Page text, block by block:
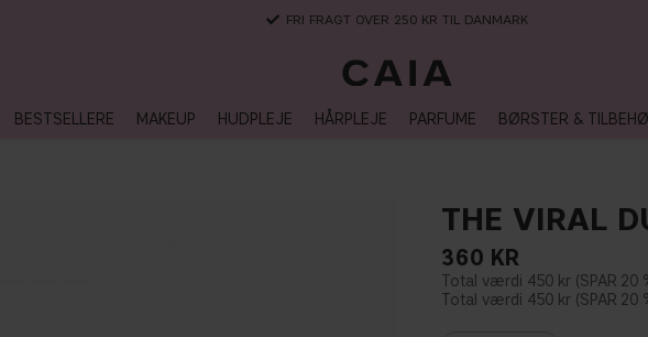
3-5 DAGERS LEVERANSTID
BESTSELLERE MAKEUP HUDPLEJE HÅRPLEJE PARFUME BØRSTER &
THE VIRAL
360 KR
450 kr
20
450 kr
20